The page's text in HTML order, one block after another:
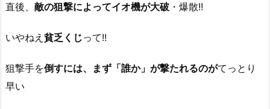
直後、 敵の狙撃によってイオ機が大破 ・爆散!!
いやねえ 貧乏くじって!!
狙撃手を倒すには、まず「誰か」が撃たれるのがてっとり
早い